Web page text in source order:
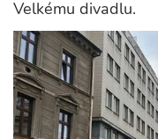
Velkému divadlu.